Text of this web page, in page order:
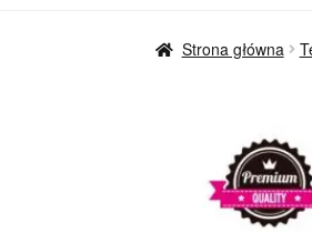
Strona główna